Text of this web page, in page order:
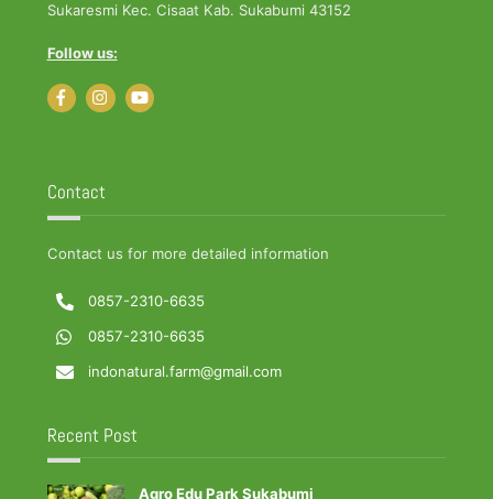
Sukaresmi Kec. Cisaat Kab. Sukabumi 43152
Follow us:
Contact
Contact us for more detailed information
0857-2310-6635
0857-2310-6635
indonatural.farm@gmail.com
Recent Post
Agro Edu Park Sukabumi